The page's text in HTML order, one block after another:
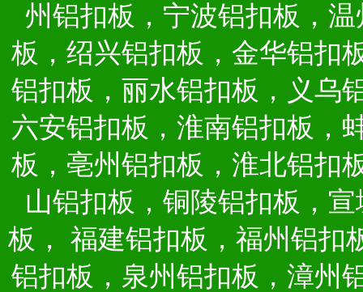
州铝扣板，宁波铝扣板，
板，绍兴铝扣板，金华铝扣
铝扣板，丽水铝扣板，义乌
六安铝扣板，淮南铝扣板，
板，亳州铝扣板，淮北铝扣
山铝扣板，铜陵铝扣板，
板，
福建铝扣板，福州铝扣
铝扣板，泉州铝扣板，漳州